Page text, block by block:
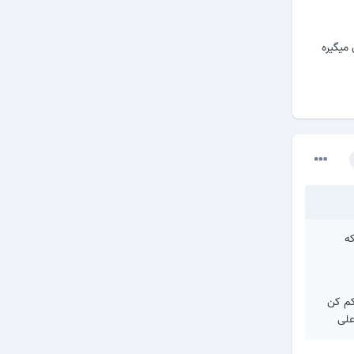
باید باز بشه احتمال خیلی زیاد با تعویض ویبره درست بشه اگه میخوای بفروشی 30 کم کن